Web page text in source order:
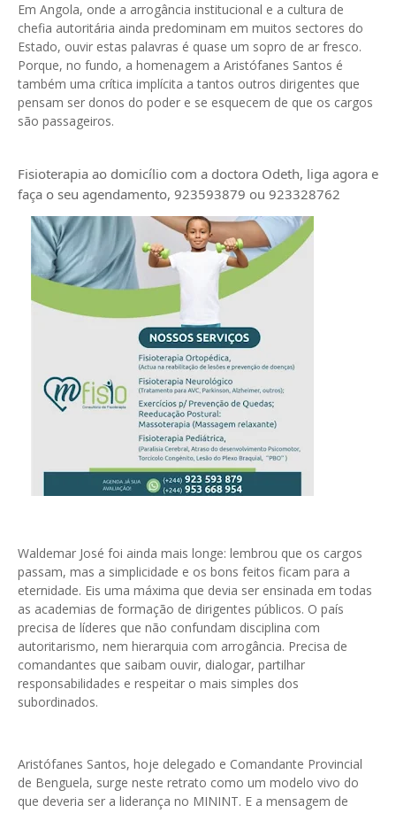
Em Angola, onde a arrogância institucional e a cultura de
chefia autoritária ainda predominam em muitos sectores do
Estado, ouvir estas palavras é quase um sopro de ar fresco.
Porque, no fundo, a homenagem a Aristófanes Santos é
também uma crítica implícita a tantos outros dirigentes que
pensam ser donos do poder e se esquecem de que os cargos
são passageiros.
Fisioterapia ao domicílio com a doctora Odeth, liga agora e
faça o seu agendamento, 923593879 ou 923328762
Waldemar José foi ainda mais longe: lembrou que os cargos
passam, mas a simplicidade e os bons feitos ficam para a
eternidade. Eis uma máxima que devia ser ensinada em todas
as academias de formação de dirigentes públicos. O país
precisa de líderes que não confundam disciplina com
autoritarismo, nem hierarquia com arrogância. Precisa de
comandantes que saibam ouvir, dialogar, partilhar
responsabilidades e respeitar o mais simples dos
subordinados.
Aristófanes Santos, hoje delegado e Comandante Provincial
de Benguela, surge neste retrato como um modelo vivo do
que deveria ser a liderança no MININT. E a mensagem de